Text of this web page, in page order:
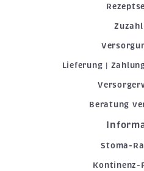
Lieferung |
Beratung
Stoma-
Kontinenz-